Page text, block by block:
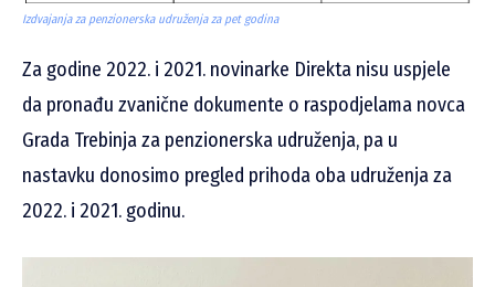
Izdvajanja za penzionerska udruženja za pet godina
Za godine 2022. i 2021. novinarke Direkta nisu uspjele
da pronađu zvanične dokumente o raspodjelama novca
Grada Trebinja za penzionerska udruženja, pa u
nastavku donosimo pregled prihoda oba udruženja za
2022. i 2021. godinu.